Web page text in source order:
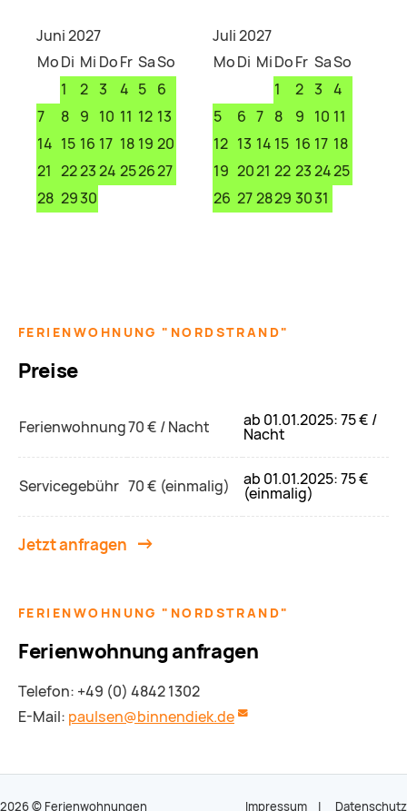
Juni 2027
MoDi Mi DoFr SaSo
1
2 3 4 5
6
7
8 9 10 11 12 13
14 15 16 17 18 19 20
21 222324 252627
28 2930
Juli 2027
MoDi MiDoFr SaSo
1
2 3
4
5
6 7 8 9 10 11
12 13 14 15 16 17 18
19 2021 22 232425
26 272829 3031
FERIENWOHNUNG "NORDSTRAND"
Preise
Ferienwohnung70 € / Nacht ab 01.01.2025: 75 € /
Nacht
Servicegebühr 70 € (einmalig) ab 01.01.2025: 75 €
(einmalig)
Jetzt anfragen
FERIENWOHNUNG "NORDSTRAND"
Ferienwohnung anfragen
Telefon: +49 (0) 4842 1302
E-Mail: paulsen@binnendiek.de
2026 © Ferienwohnungen Impressum| Datenschutz